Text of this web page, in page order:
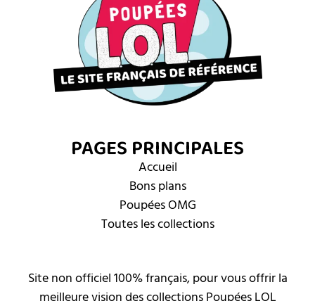
PAGES PRINCIPALES
Accueil
Bons plans
Poupées OMG
Toutes les collections
Site non officiel 100% français, pour vous offrir la
meilleure vision des collections Poupées LOL